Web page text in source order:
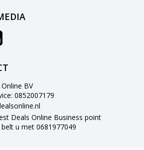
BV
0852007179
Deals Online Business point
u met 0681977049